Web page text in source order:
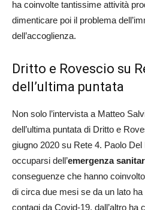
ha coinvolte tantissime attività
dimenticare poi il problema
dell’accoglienza.
Dritto e Rovescio su
dell’ultima puntata
Non solo l’intervista a Matteo
dell’ultima puntata di Dritto e
giugno 2020 su Rete 4. Paolo
occuparsi dell’emergenza
conseguenze che hanno
di circa due mesi se da un lato
contagi da Covid-19, dall’altro ha